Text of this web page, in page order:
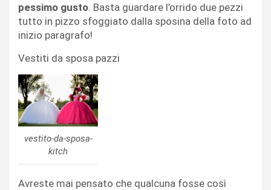
pessimo gusto. Basta guardare l’orrido due pezzi
tutto in pizzo sfoggiato dalla sposina della foto ad
inizio paragrafo!
Vestiti da sposa pazzi
vestito-da-sposa-
kitch
Avreste mai pensato che qualcuna fosse così